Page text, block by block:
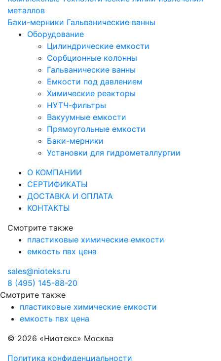
металлов
Баки-мерники Гальванические ванны
Оборудование
Цилиндрические емкости
Сорбционные колонны
Гальванические ванны
Емкости под давлением
Химические реакторы
НУТЧ-фильтры
Вакуумные емкости
Прямоугольные емкости
Баки-мерники
Установки для гидрометаллургии
О КОМПАНИИ
СЕРТИФИКАТЫ
ДОСТАВКА И ОПЛАТА
КОНТАКТЫ
Смотрите также
пластиковые химические емкости
емкость пвх цена
sales@nioteks.ru
8 (495) 145-88-20
Смотрите также
пластиковые химические емкости
емкость пвх цена
© 2026 «Ниотекс» Москва
Политика конфиденциальности